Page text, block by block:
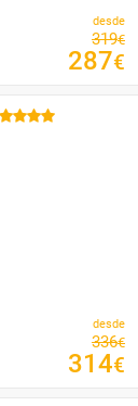
desde
319€
287€
desde
336€
314€